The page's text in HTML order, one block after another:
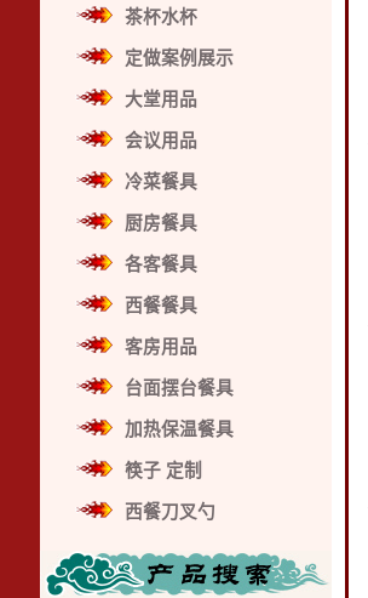
茶杯水杯
定做案例展示
大堂用品
会议用品
冷菜餐具
厨房餐具
各客餐具
西餐餐具
客房用品
台面摆台餐具
加热保温餐具
筷子 定制
西餐刀叉勺